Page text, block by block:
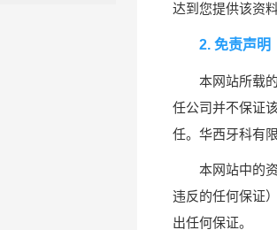
达到您提供该资
2. 免责声明
本网站所载
任公司并不保证
任。华西牙科有
本网站中的
违反的任何保证
出任何保证。